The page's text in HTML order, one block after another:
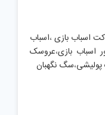
اسباب بازی،اسباب
اسباب بازی،عروسک
،سگ نگهبان